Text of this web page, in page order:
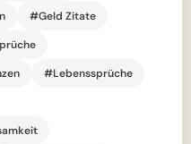
#Geld Zitate
#Lebenssprüche